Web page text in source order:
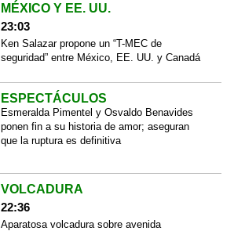
MÉXICO Y EE. UU.
23:03
Ken Salazar propone un “T-MEC de
seguridad” entre México, EE. UU. y Canadá
ESPECTÁCULOS
Esmeralda Pimentel y Osvaldo Benavides
ponen fin a su historia de amor; aseguran
que la ruptura es definitiva
VOLCADURA
22:36
Aparatosa volcadura sobre avenida